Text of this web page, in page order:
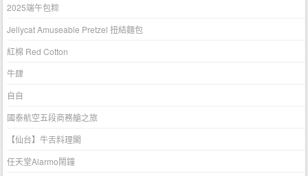
2025端午包粽
Jellycat Amuseable Pretzel 扭結麵包
紅棉 Red Cotton
牛肆
自自
國泰航空五段商務艙之旅
【仙台】牛舌料理閣
任天堂Alarmo鬧鐘